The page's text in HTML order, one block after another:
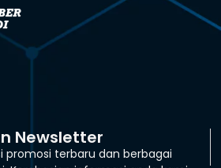
Newsletter
promosi terbaru dan berbagai